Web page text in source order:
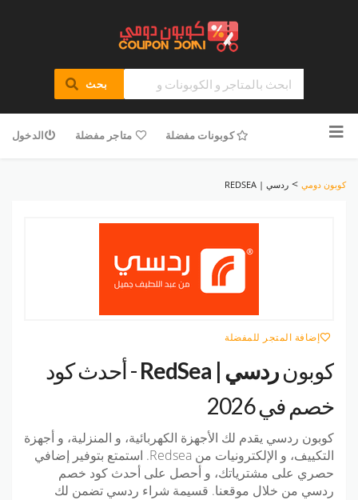
بحث
للمحتوى
كوبونات مفضلة متاجر مفضلة الدخول
كوبون دومي > ردسي | REDSEA
إضافة المتجر للمفضلة
كوبونردسي | RedSea
- أحدث كود
خصم في 2026
كوبون ردسي يقدم لك الأجهزة الكهربائية، و المنزلية، و أجهزة
التكييف، و الإلكترونيات من Redsea. استمتع بتوفير إضافي
حصري على مشترياتك، و أحصل على أحدث كود خصم
ردسي من خلال موقعنا. قسيمة شراء ردسي تضمن لك